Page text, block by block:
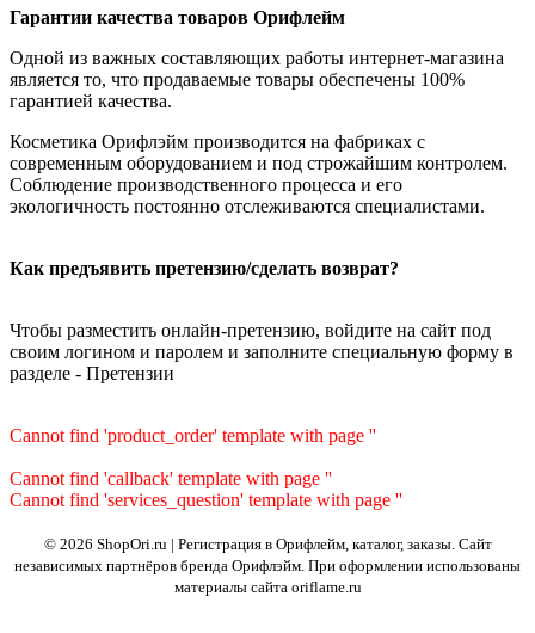
Гарантии качества товаров Орифлейм
Одной из важных составляющих работы интернет-магазина
является то, что продаваемые товары обеспечены 100%
гарантией качества.
Косметика Орифлэйм производится на фабриках с
современным оборудованием и под строжайшим контролем.
Соблюдение производственного процесса и его
экологичность постоянно отслеживаются специалистами.
Как предъявить претензию/сделать возврат?
Чтобы разместить онлайн-претензию, войдите на сайт под
своим логином и паролем и заполните специальную форму в
разделе - Претензии
Cannot find 'product_order' template with page ''
Cannot find 'callback' template with page ''
Cannot find 'services_question' template with page ''
© 2026 ShopOri.ru | Регистрация в Орифлейм, каталог, заказы. Сайт
независимых партнёров бренда Орифлэйм. При оформлении использованы
материалы сайта oriflame.ru